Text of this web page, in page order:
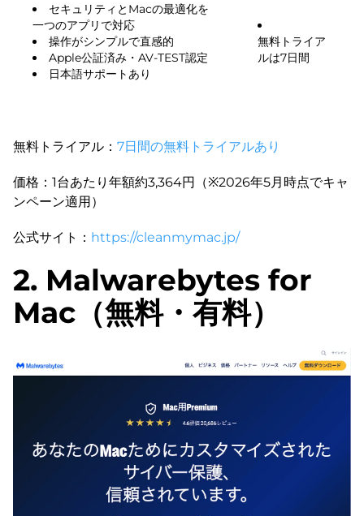
セキュリティとMacの最適化を
一つのアプリで対応
操作がシンプルで直感的
Apple公証済み・AV-TEST認定
日本語サポートあり
無料トライア
ルは7日間
無料トライアル： 7日間の無料トライアルあり
価格：1台あたり年額約3,364円（※2026年5月時点でキャ
ンペーン適用）
公式サイト： https://cleanmymac.jp/
2. Malwarebytes for
Mac（無料・有料）